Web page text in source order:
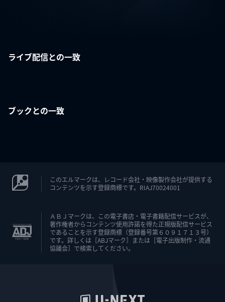
ライブ配信との一致
ブックとの一致
このエルマークは、レコード会社・映像製作会社が提供する
コンテンツを示す登録商標です。RIAJ70024001
ＡＢＪマークは、この電子書店・電子書籍配信サービスが、
著作権者からコンテンツ使用許諾を得た正規版配信サービス
であることを示す登録商標（登録番号第６０９１７１３号）
です。詳しくは［ABJマーク］または［電子出版制作・流通
協議会］で検索してください。